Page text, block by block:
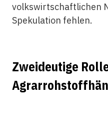
volkswirtschaftlichen
Spekulation fehlen.
Zweideutige